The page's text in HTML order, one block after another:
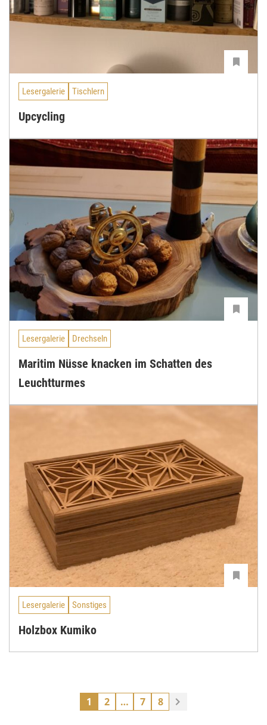
Lesergalerie Tischlern
Upcycling
Lesergalerie Drechseln
Maritim Nüsse knacken im Schatten des
Leuchtturmes
Lesergalerie Sonstiges
Holzbox Kumiko
1 2 … 7 8